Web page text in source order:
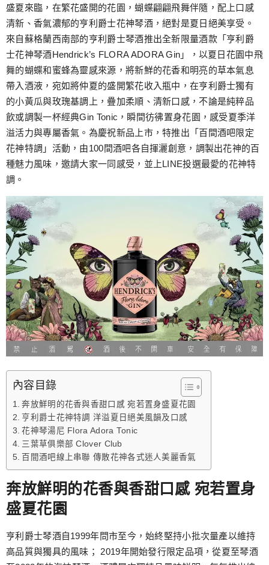
跳
至
主
要
內
容
盛夏來臨，在繁花盛開的花園，蝴蝶翩翩飛舞伴隨，配上口感
清新、香氣濃郁的亨利爵士花神琴酒，絕對是夏日絕美享受。
來自蘇格蘭西南部的亨利爵士琴酒推出全新限量酒款「亨利爵
士花神琴酒Hendrick’s FLORA ADORA Gin」，以夏日花園中飛
舞的蝴蝶和蜜蜂為靈感來源，將新鮮的花香和明亮的草本氣息
帶入酒液，宛如將仲夏的盛開繁花收入瓶中，在亨利爵士獨有
的小黃瓜與玫瑰基調上，疊加柔順、清新口感，不論是純粹品
飲或調製一杯經典Gin Tonic，瞬間彷彿置身花園，感受夏季洋
溢活力與專屬香氣。為慶祝新品上市，特推出「百間酒吧限定
花神特調」活動，由100間酒吧各自揮灑創意，調製出花神的百
種魅力風味，邀請大家一同感受，並上LINE投選最愛的花神特
調。
內容目錄
奔放鮮明的花香與香甜口感 宛若置身盛夏花園
亨利爵士花神特調 洋溢夏日絕美風韻及口感
花神琴湯尼 Flora Adora Tonic
三葉草俱樂部 Clover Club
百間酒吧線上串聯 傳散花神各式迷人美麗香氣
奔放鮮明的花香與香甜口感 宛若置身
盛夏花園
亨利爵士琴酒自1999年問市至今，始終堅持小批次量產以維持
高品質與獨具的風味； 2019年開始發行限定品項，從夏至琴酒